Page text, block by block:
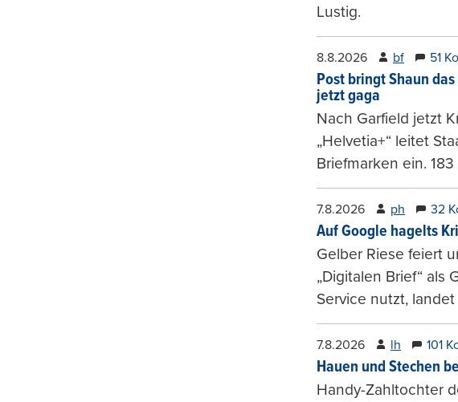
Lustig.
8.8.2026 bf 51
Post bringt Shaun
jetzt gaga
Nach Garfield jetzt
„Helvetia+“ leitet
Briefmarken ein.
7.8.2026 ph 32
Auf Google hagelts
Gelber Riese feiert
„Digitalen Brief“ als
Service nutzt,
7.8.2026 lh 101
Hauen und Stechen
Handy-Zahltochter